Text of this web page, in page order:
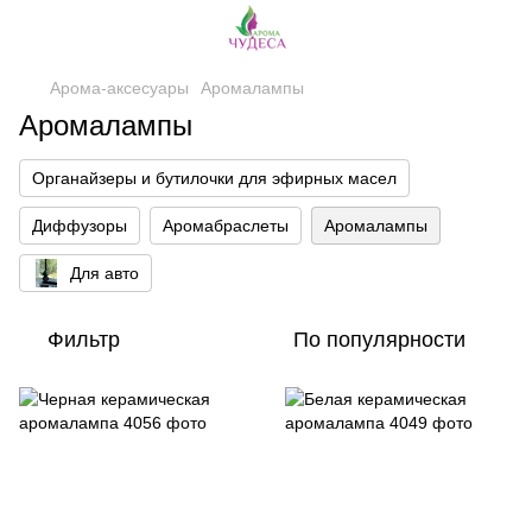
Арома-аксесуары Аромалампы
Аромалампы
Органайзеры и бутилочки для эфирных масел
Диффузоры Аромабраслеты Аромалампы
Для авто
Фильтр По популярности